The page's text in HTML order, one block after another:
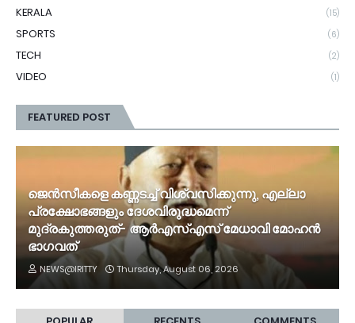
KERALA (15)
SPORTS (6)
TECH (2)
VIDEO (1)
FEATURED POST
ജെൻസീകളെ കണ്ണടച്ച് വിശ്വസിക്കുന്നു, എല്ലാ
പ്രക്ഷോഭങ്ങളും ദേശവിരുദ്ധമെന്ന്
മുദ്രകുത്തരുത്- ആർഎസ്എസ് മേധാവി മോഹൻ
ഭാ​ഗവത്
NEWS@IRITTY Thursday, August 06, 2026